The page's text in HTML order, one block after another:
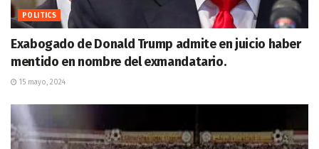
POLITICS
Exabogado de Donald Trump admite en juicio haber
mentido en nombre del exmandatario.
15 mayo, 2024